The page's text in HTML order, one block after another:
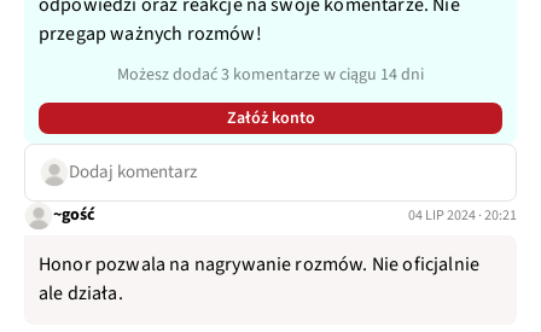
przegap ważnych rozmów!
Możesz dodać 3 komentarze w ciągu 14 dni
Załóż konto
Dodaj komentarz
~gość 04 LIP 2024 · 20:21
Honor pozwala na nagrywanie rozmów. Nie oficjalnie
ale działa.